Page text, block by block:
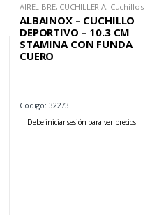
AIRELIBRE, CUCHILLERIA, Cuchillos
ALBAINOX – CUCHILLO
DEPORTIVO – 10.3 CM
STAMINA CON FUNDA
CUERO
Código: 32273
Debe iniciar sesión para ver precios.